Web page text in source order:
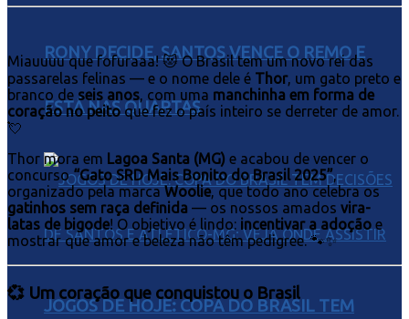
RONY DECIDE, SANTOS VENCE O REMO E
ESTÁ NAS QUARTAS
JOGOS DE HOJE: COPA DO BRASIL TEM
Miauuuu que fofuraaa! 😻 O Brasil tem um novo rei das
passarelas felinas — e o nome dele é Thor, um gato preto e
branco de seis anos, com uma manchinha em forma de
coração no peitoque fez o país inteiro se derreter de amor.
💘
Thor mora em Lagoa Santa (MG) e acabou de vencer o
concurso“Gato SRD Mais Bonito do Brasil 2025”,
organizado pela marcaWoolie, que todo ano celebra os
gatinhos sem raça definida — os nossos amados vira-
latas de bigode! O objetivo é lindo: incentivar a adoção e
mostrar que amor e beleza não têm pedigree. 🐾✨
💞 Um coração que conquistou o Brasil